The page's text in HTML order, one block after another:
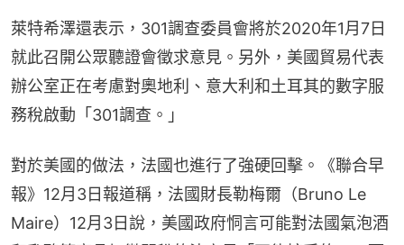
萊特希澤還表示，301調查委員會將於2020年1月7日
就此召開公眾聽證會徵求意見。另外，美國貿易代表
辦公室正在考慮對奧地利、意大利和土耳其的數字服
務稅啟動「301調查。」
對於美國的做法，法國也進行了強硬回擊。《聯合早
報》12月3日報道稱，法國財長勒梅爾（Bruno Le
Maire）12月3日說，美國政府恫言可能對法國氣泡酒